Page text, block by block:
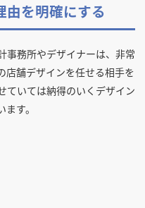
を明確にする
事務所やデザイナーは、非常
店舗デザインを任せる相手を
ていては納得のいくデザイン
す。